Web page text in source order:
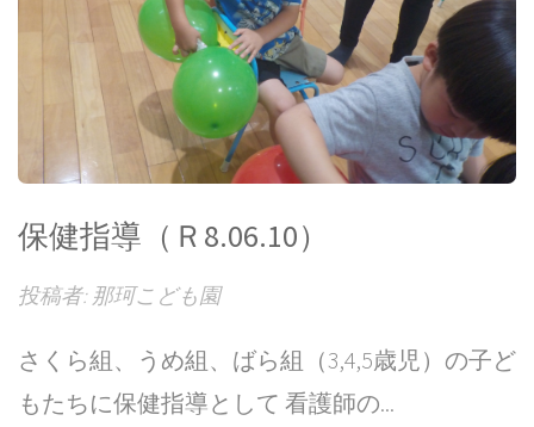
保健指導（Ｒ8.06.10）
投稿者: 那珂こども園
さくら組、うめ組、ばら組（3,4,5歳児）の子ど
もたちに保健指導として 看護師の...